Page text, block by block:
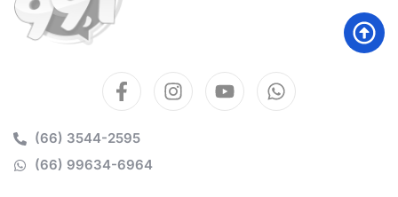
(66) 3544-2595
(66) 99634-6964